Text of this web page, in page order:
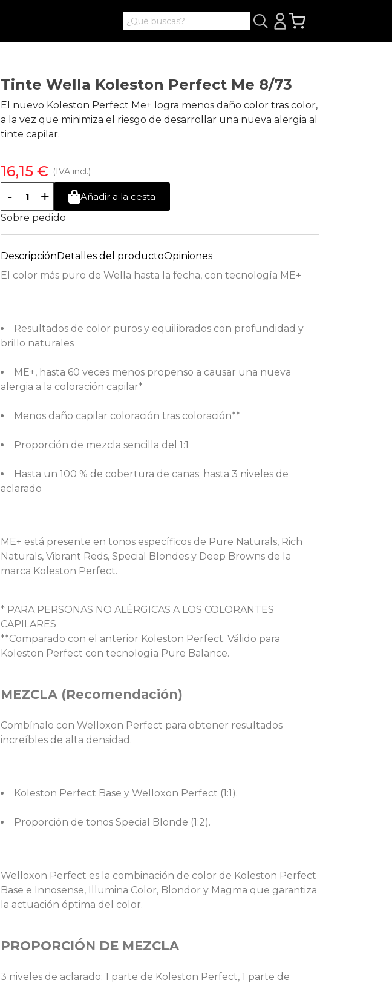
Tinte Wella Koleston Perfect Me 8/73
El nuevo Koleston Perfect Me+ logra menos daño color tras color,
a la vez que minimiza el riesgo de desarrollar una nueva alergia al
tinte capilar.
16,15 € (IVA incl.)
- +
Añadir a la cesta
Sobre pedido
DescripciónDetalles del productoOpiniones
El color más puro de Wella hasta la fecha, con tecnología ME+
Resultados de color puros y equilibrados con profundidad y
brillo naturales
ME+, hasta 60 veces menos propenso a causar una nueva
alergia a la coloración capilar*
Menos daño capilar coloración tras coloración**
Proporción de mezcla sencilla del 1:1
Hasta un 100 % de cobertura de canas; hasta 3 niveles de
aclarado
ME+ está presente en tonos específicos de Pure Naturals, Rich
Naturals, Vibrant Reds, Special Blondes y Deep Browns de la
marca Koleston Perfect.
* PARA PERSONAS NO ALÉRGICAS A LOS COLORANTES
CAPILARES
**Comparado con el anterior Koleston Perfect. Válido para
Koleston Perfect con tecnología Pure Balance.
MEZCLA (Recomendación)
Combínalo con Welloxon Perfect para obtener resultados
increíbles de alta densidad.
Koleston Perfect Base y Welloxon Perfect (1:1).
Proporción de tonos Special Blonde (1:2).
Welloxon Perfect es la combinación de color de Koleston Perfect
Base e Innosense, Illumina Color, Blondor y Magma que garantiza
la actuación óptima del color.
PROPORCIÓN DE MEZCLA
3 niveles de aclarado: 1 parte de Koleston Perfect, 1 parte de